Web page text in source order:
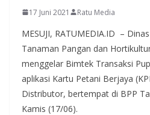
17 Juni 2021 Ratu Media
MESUJI, RATUMEDIA.ID –
Tanaman Pangan dan
menggelar Bimtek Transaksi
aplikasi Kartu Petani Berjaya
Distributor, bertempat di BPP
Kamis (17/06).